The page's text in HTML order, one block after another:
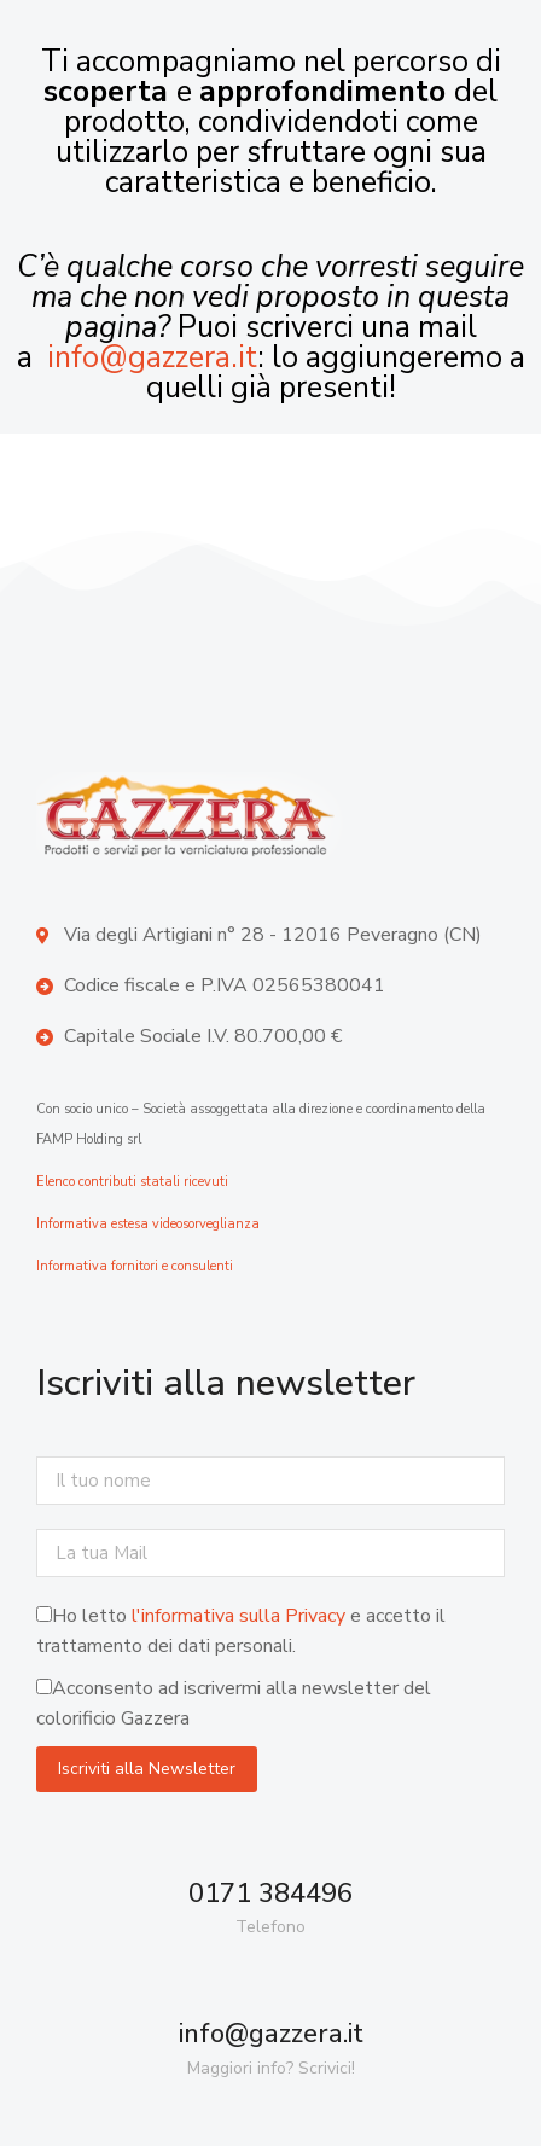
Ti accompagniamo nel percorso di
scoperta e approfondimento del
prodotto, condividendoti come
utilizzarlo per sfruttare ogni sua
caratteristica e beneficio.
C’è qualche corso che vorresti seguire
ma che non vedi proposto in questa
pagina?Puoi scriverci una mail
a info@gazzera.it: lo aggiungeremo a
quelli già presenti!
Via degli Artigiani n° 28 - 12016 Peveragno (CN)
Codice fiscale e P.IVA 02565380041
Capitale Sociale I.V. 80.700,00 €
Con socio unico – Società assoggettata alla direzione e coordinamento della
FAMP Holding srl
Elenco contributi statali ricevuti
Informativa estesa videosorveglianza
Informativa fornitori e consulenti
Iscriviti alla newsletter
Ho letto l'informativa sulla Privacye accetto il
trattamento dei dati personali.
Acconsento ad iscrivermi alla newsletter del
colorificio Gazzera
0171 384496
Telefono
info@gazzera.it
Maggiori info? Scrivici!